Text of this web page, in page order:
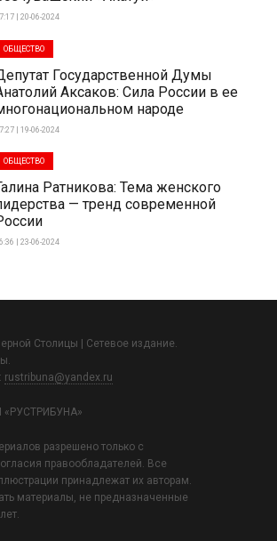
| 20-06-2024
ОБЩЕСТВО
Государственной Думы
Аксаков: Сила России в ее
народе
| 19-06-2024
ОБЩЕСТВО
Ратникова: Тема женского
— тренд современной
| 23-06-2024
Столицы | Сетевое издание.
rustribuna@yandex.ru
разрешено только с
правообладателей. Все
принадлежат их авторам.
материалы, не предназначенные